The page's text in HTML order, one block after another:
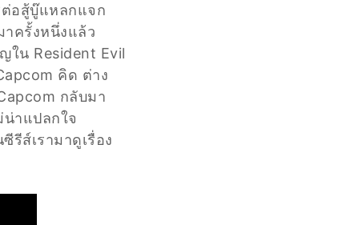
ต่อสู้บู๊แหลกแจก
าครั้งหนึ่งแล้ว
ใน Resident Evil
คิด ต่าง
กลับมา
น่าแปลกใจ
ส์เรามาดูเรื่อง